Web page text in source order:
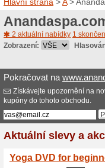
Hlavní